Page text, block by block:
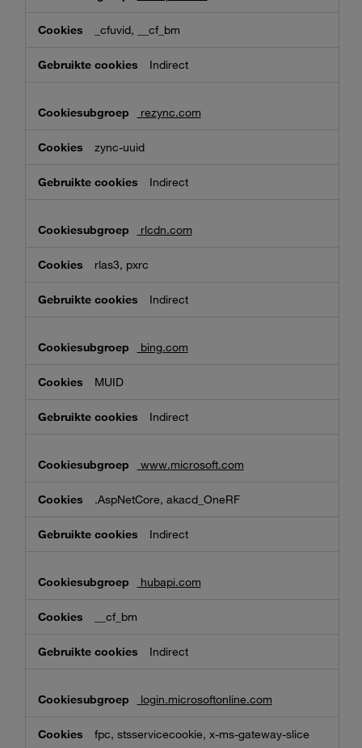
_cfuvid, __cf_bm
Indirect
rezync.com
zync-uuid
Indirect
rlcdn.com
rlas3, pxrc
Indirect
bing.com
MUID
Indirect
www.microsoft.com
.AspNetCore, akacd_OneRF
Indirect
hubapi.com
__cf_bm
Indirect
login.microsoftonline.com
fpc, stsservicecookie, x-ms-gateway-slice